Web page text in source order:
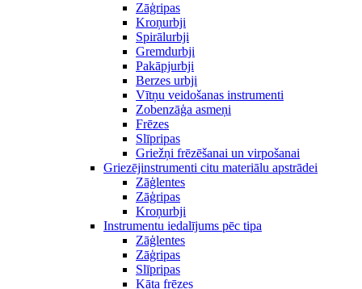
Zāģripas
Kroņurbji
Spirālurbji
Gremdurbji
Pakāpjurbji
Berzes urbji
Vītņu veidošanas instrumenti
Zobenzāģa asmeņi
Frēzes
Slīpripas
Griežņi frēzēšanai un virpošanai
Griezējinstrumenti citu materiālu apstrādei
Zāģlentes
Zāģripas
Kroņurbji
Instrumentu iedalījums pēc tipa
Zāģlentes
Zāģripas
Slīpripas
Kāta frēzes